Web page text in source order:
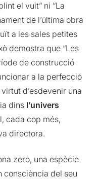
el vuit” ni “La
de l’última obra
a les sales petites
demostra que “Les
de construcció
a la perfecció
d’esdevenir una
dins l’univers
cada cop més,
directora.
zero, una espècie
consciència del seu